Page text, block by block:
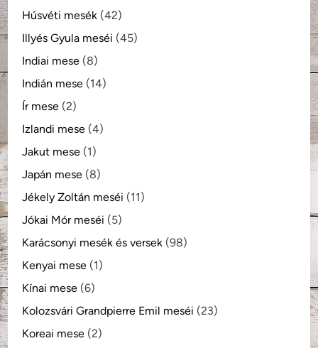
Húsvéti mesék (42)
Illyés Gyula meséi (45)
Indiai mese (8)
Indián mese (14)
Ír mese (2)
Izlandi mese (4)
Jakut mese (1)
Japán mese (8)
Jékely Zoltán meséi (11)
Jókai Mór meséi (5)
Karácsonyi mesék és versek (98)
Kenyai mese (1)
Kínai mese (6)
Kolozsvári Grandpierre Emil meséi (23)
Koreai mese (2)